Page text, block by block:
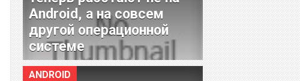
Android, а на совсем
другой операционной
системе
ANDROID